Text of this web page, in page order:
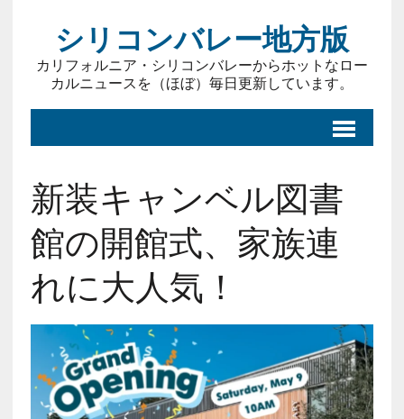
シリコンバレー地方版
カリフォルニア・シリコンバレーからホットなロー
カルニュースを（ほぼ）毎日更新しています。
新装キャンベル図書
館の開館式、家族連
れに大人気！